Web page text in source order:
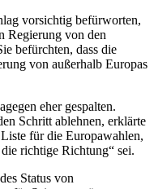
vorsichtig befürworten,
Regierung von den
befürchten, dass die
von außerhalb Europas
eher gespalten.
Schritt ablehnen, erklärte
für die Europawahlen,
richtige Richtung“ sei.
Status von